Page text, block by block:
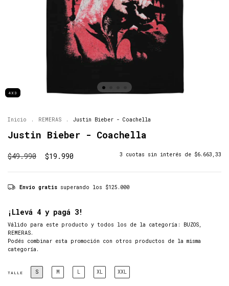
4X3
Inicio . REMERAS . Justin Bieber - Coachella
Justin Bieber - Coachella
$49.990 $19.990 3 cuotas sin interés de $6.663,33
Envío gratis superando los $125.000
¡Llevá 4 y pagá 3!
Válido para este producto y todos los de la categoría: BUZOS,
REMERAS.
Podés combinar esta promoción con otros productos de la misma
categoría.
TALLE S M L XL XXL